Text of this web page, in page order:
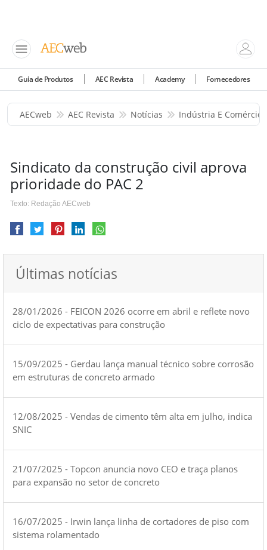
Guia de Produtos AEC Revista Academy Fornecedores
AECweb AEC Revista Notícias Indústria E Comércio
Sindicato da construção civil aprova
prioridade do PAC 2
Texto: Redação AECweb
Últimas notícias
28/01/2026 - FEICON 2026 ocorre em abril e reflete novo
ciclo de expectativas para construção
15/09/2025 - Gerdau lança manual técnico sobre corrosão
em estruturas de concreto armado
12/08/2025 - Vendas de cimento têm alta em julho, indica
SNIC
21/07/2025 - Topcon anuncia novo CEO e traça planos
para expansão no setor de concreto
16/07/2025 - Irwin lança linha de cortadores de piso com
sistema rolamentado